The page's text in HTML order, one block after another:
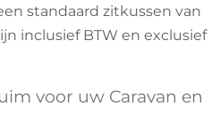
standaard zitkussen van
inclusief BTW en exclusief
voor uw Caravan en